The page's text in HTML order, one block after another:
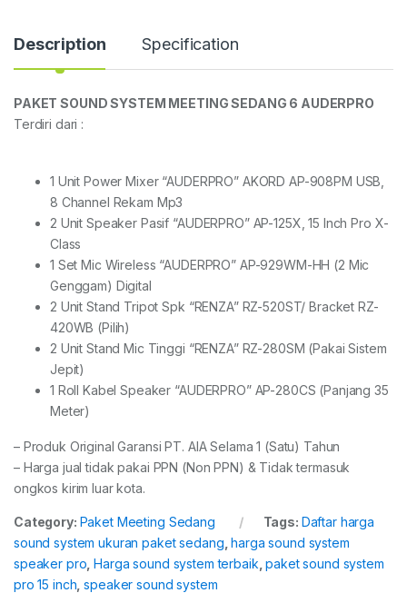
Description Specification
PAKET SOUND SYSTEM MEETING SEDANG 6 AUDERPRO
Terdiri dari :
1 Unit Power Mixer “AUDERPRO” AKORD AP-908PM USB,
8 Channel Rekam Mp3
2 Unit Speaker Pasif “AUDERPRO” AP-125X, 15 Inch Pro X-
Class
1 Set Mic Wireless “AUDERPRO” AP-929WM-HH (2 Mic
Genggam) Digital
2 Unit Stand Tripot Spk “RENZA” RZ-520ST/ Bracket RZ-
420WB (Pilih)
2 Unit Stand Mic Tinggi “RENZA” RZ-280SM (Pakai Sistem
Jepit)
1 Roll Kabel Speaker “AUDERPRO” AP-280CS (Panjang 35
Meter)
– Produk Original Garansi PT. AIA Selama 1 (Satu) Tahun
– Harga jual tidak pakai PPN (Non PPN) & Tidak termasuk
ongkos kirim luar kota.
Category: Paket Meeting Sedang Tags: Daftar harga
sound system ukuran paket sedang ,harga sound system
speaker pro ,Harga sound system terbaik ,paket sound system
pro 15 inch ,speaker sound system